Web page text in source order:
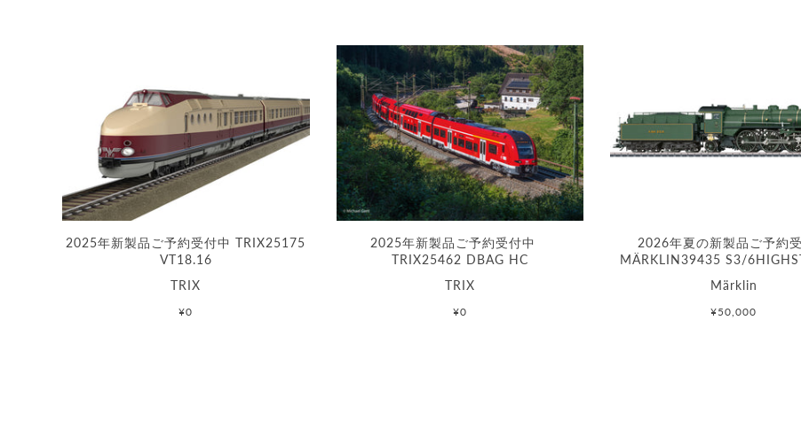
2025年新製品ご予約受付中 TRIX25175
VT18.16
TRIX
¥0
2025年新製品ご予約受付中
TRIX25462 DBAG HC
TRIX
¥0
2026年夏の新製品ご予約
MÄRKLIN39435 S3/
Märklin
¥50,000